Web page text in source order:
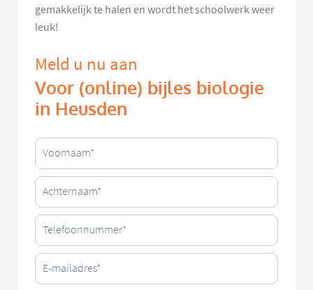
gemakkelijk te halen en wordt het schoolwerk weer
leuk!
Meld u nu aan
Voor (online) bijles biologie
in Heusden